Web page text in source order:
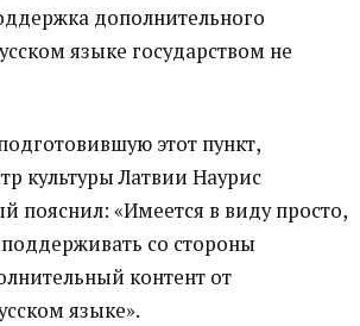
дополнительного
языке государством не
этот пункт,
культуры Латвии Наурис
пояснил: «Имеется в виду просто,
со стороны
контент от
языке».